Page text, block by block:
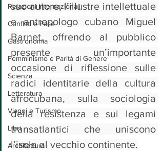
Relazioni Internazionali
Conflitti e Pace
Gastronomia
Femminismo e Parità di Genere
Scienza
Letteratura
Viaggi e Turismo
Libri
Architettura
suo autore, l’illustre intellettuale
e antropologo cubano Miguel
Barnet, offrendo al pubblico
presente un’importante
occasione di riflessione sulle
radici identitarie della cultura
afrocubana, sulla sociologia
della resistenza e sui legami
transatlantici che uniscono
l’isola al vecchio continente.